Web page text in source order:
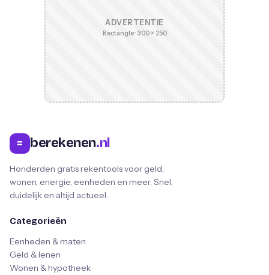
ADVERTENTIE
Rectangle · 300 × 250
= berekenen.nl
Honderden gratis rekentools voor geld,
wonen, energie, eenheden en meer. Snel,
duidelijk en altijd actueel.
Categorieën
Eenheden & maten
Geld & lenen
Wonen & hypotheek